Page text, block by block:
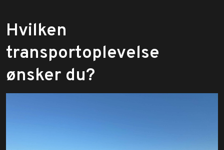
​Hvilken
transportoplevelse
ønsker du?